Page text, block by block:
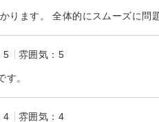
ります。 全体的にスムーズに問
5 雰囲気：5
。
4 雰囲気：4